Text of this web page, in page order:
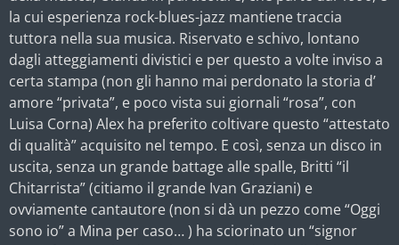
la cui esperienza rock-blues-jazz mantiene traccia
tuttora nella sua musica. Riservato e schivo, lontano
dagli atteggiamenti divistici e per questo a volte inviso a
certa stampa (non gli hanno mai perdonato la storia d’
amore “privata”, e poco vista sui giornali “rosa”, con
Luisa Corna) Alex ha preferito coltivare questo “attestato
di qualità” acquisito nel tempo. E così, senza un disco in
uscita, senza un grande battage alle spalle, Britti “il
Chitarrista” (citiamo il grande Ivan Graziani) e
ovviamente cantautore (non si dà un pezzo come “Oggi
sono io” a Mina per caso… ) ha sciorinato un “signor